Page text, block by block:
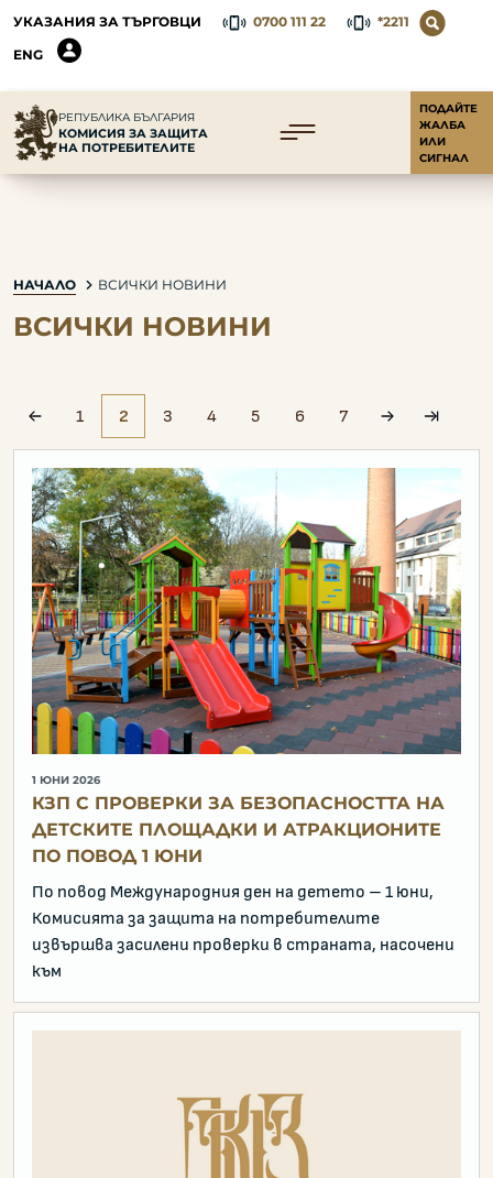
УКАЗАНИЯ ЗА ТЪРГОВЦИ 0700 111 22
*2211
ENG
РЕПУБЛИКА БЪЛГАРИЯ
КОМИСИЯ ЗА ЗАЩИТА
НА ПОТРЕБИТЕЛИТЕ
ПОДАЙТЕ
ЖАЛБА
ИЛИ
СИГНАЛ
НАЧАЛО ВСИЧКИ НОВИНИ
ВСИЧКИ НОВИНИ
pagination.prev
1 2 3 4 5 6 7
1 ЮНИ 2026
КЗП С ПРОВЕРКИ ЗА БЕЗОПАСНОСТТА НА
ДЕТСКИТЕ ПЛОЩАДКИ И АТРАКЦИОНИТЕ
ПО ПОВОД 1 ЮНИ
По повод Международния ден на детето – 1 юни,
Комисията за защита на потребителите
извършва засилени проверки в страната, насочени
към